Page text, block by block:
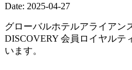
Date: 2025-04-27
グローバルホテルアライアン
DISCOVERY 会員ロイヤルテ
います。